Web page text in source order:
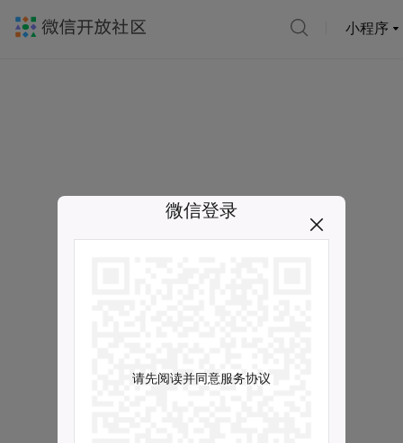
小程序
微信登录
请先阅读并同意服务协议